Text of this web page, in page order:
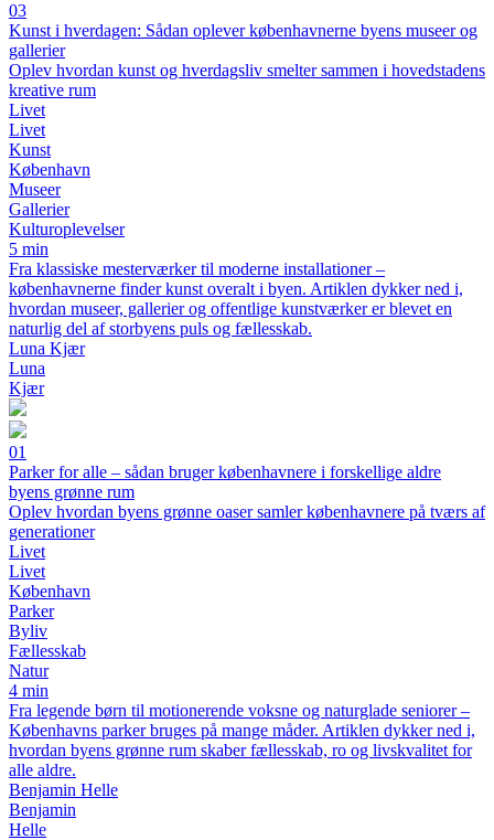
03
Kunst i hverdagen: Sådan oplever københavnerne byens museer og
gallerier
Oplev hvordan kunst og hverdagsliv smelter sammen i hovedstadens
kreative rum
Livet
Livet
Kunst
København
Museer
Gallerier
Kulturoplevelser
5 min
Fra klassiske mesterværker til moderne installationer –
københavnerne finder kunst overalt i byen. Artiklen dykker ned i,
hvordan museer, gallerier og offentlige kunstværker er blevet en
naturlig del af storbyens puls og fællesskab.
Luna Kjær
Luna
Kjær
01
Parker for alle – sådan bruger københavnere i forskellige aldre
byens grønne rum
Oplev hvordan byens grønne oaser samler københavnere på tværs af
generationer
Livet
Livet
København
Parker
Byliv
Fællesskab
Natur
4 min
Fra legende børn til motionerende voksne og naturglade seniorer –
Københavns parker bruges på mange måder. Artiklen dykker ned i,
hvordan byens grønne rum skaber fællesskab, ro og livskvalitet for
alle aldre.
Benjamin Helle
Benjamin
Helle